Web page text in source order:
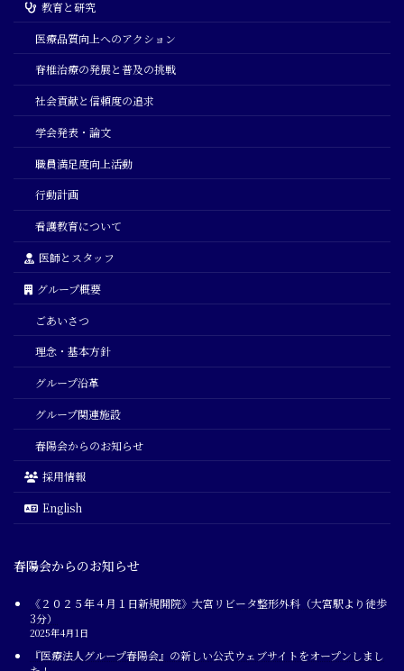
教育と研究
医療品質向上へのアクション
脊椎治療の発展と普及の挑戦
社会貢献と信頼度の追求
学会発表・論文
職員満足度向上活動
行動計画
看護教育について
医師とスタッフ
グループ概要
ごあいさつ
理念・基本方針
グループ沿革
グループ関連施設
春陽会からのお知らせ
採用情報
English
春陽会からのお知らせ
《２０２５年４月１日新規開院》大宮リビータ整形外科（大宮駅より徒歩
3分）
2025年4月1日
『医療法人グループ春陽会』の新しい公式ウェブサイトをオープンしまし